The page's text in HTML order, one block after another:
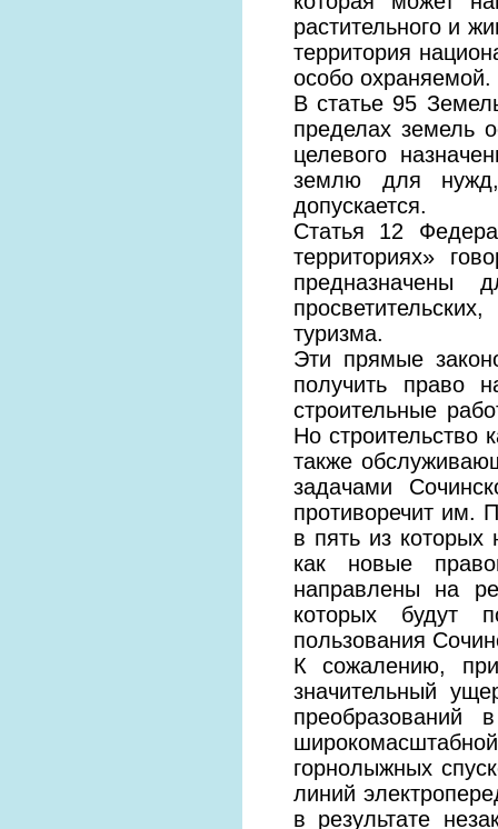
растительного и
территория
особо охраняемой.
В статье 95
пределах земель
целевого
землю для нужд,
допускается.
Статья 12
территориях»
предназначены
туризма.
Эти прямые
получить право
строительные
Но строительство
также
задачами
противоречит им.
в пять из которых
как новые
направлены на
которых будут
пользования
К сожалению,
значительный
горнолыжных
линий
в результате